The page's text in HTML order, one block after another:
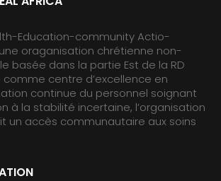
Education-community Actio-
oraganisation chrétienne non-
basée dans la partie Est de la RD
centre d’excellence en
continue du personnel soignant
à la stabilité incertaine, l’organisation
un accès communautaire aux soins